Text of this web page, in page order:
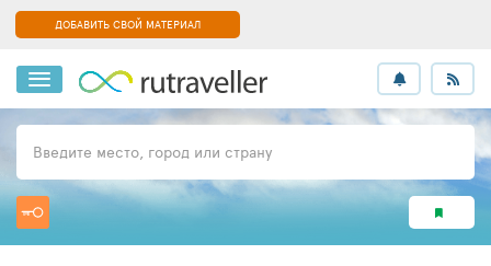
ДОБАВИТЬ СВОЙ МАТЕРИАЛ
Введите место, город или страну